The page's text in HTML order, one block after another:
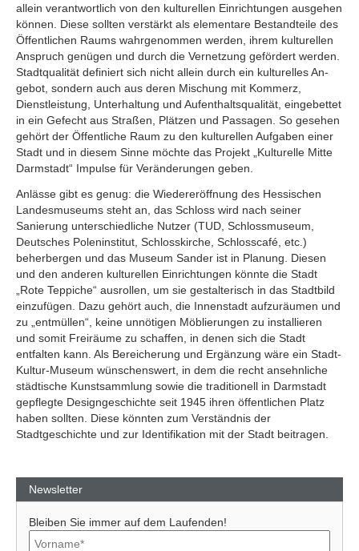
allein verantwortlich von den kulturellen Einrichtungen ausgehen
können. Diese sollten verstärkt als elementare Bestandteile des
Öffentlichen Raums wahrgenommen werden, ihrem kulturellen
Anspruch genügen und durch die Vernetzung gefördert werden.
Stadtqualität definiert sich nicht allein durch ein kulturelles An-
gebot, sondern auch aus deren Mischung mit Kommerz,
Dienstleistung, Unterhaltung und Aufenthaltsqualität, eingebettet
in ein Gefecht aus Straßen, Plätzen und Passagen. So gesehen
gehört der Öffentliche Raum zu den kulturellen Aufgaben einer
Stadt und in diesem Sinne möchte das Projekt „Kulturelle Mitte
Darmstadt“ Impulse für Veränderungen geben.
Anlässe gibt es genug: die Wiedereröffnung des Hessischen
Landesmuseums steht an, das Schloss wird nach seiner
Sanierung unterschiedliche Nutzer (TUD, Schlossmuseum,
Deutsches Poleninstitut, Schlosskirche, Schlosscafé, etc.)
beherbergen und das Museum Sander ist in Planung. Diesen
und den anderen kulturellen Einrichtungen könnte die Stadt
„Rote Teppiche“ ausrollen, um sie gestalterisch in das Stadtbild
einzufügen. Dazu gehört auch, die Innenstadt aufzuräumen und
zu „entmüllen“, keine unnötigen Möblierungen zu installieren
und somit Freiräume zu schaffen, in denen sich die Stadt
entfalten kann. Als Bereicherung und Ergänzung wäre ein Stadt-
Kultur-Museum wünschenswert, in dem die recht ansehnliche
städtische Kunstsammlung sowie die traditionell in Darmstadt
gepflegte Designgeschichte seit 1945 ihren öffentlichen Platz
haben sollten. Diese könnten zum Verständnis der
Stadtgeschichte und zur Identifikation mit der Stadt beitragen.
Newsletter
Bleiben Sie immer auf dem Laufenden!